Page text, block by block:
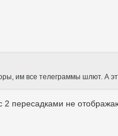
им все телеграммы шлют. А
пересадками не